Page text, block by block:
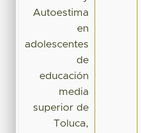
Autoestima
en
adolescentes
de
educación
media
superior de
Toluca,